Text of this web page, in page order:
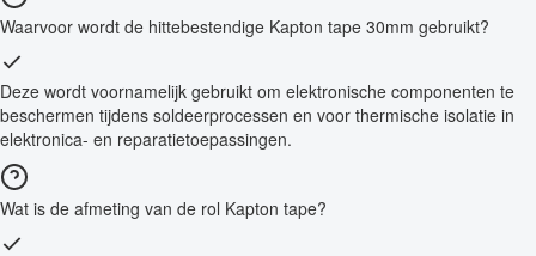
Waarvoor wordt de hittebestendige Kapton tape 30mm gebruikt?
Deze wordt voornamelijk gebruikt om elektronische componenten te
beschermen tijdens soldeerprocessen en voor thermische isolatie in
elektronica- en reparatietoepassingen.
Wat is de afmeting van de rol Kapton tape?